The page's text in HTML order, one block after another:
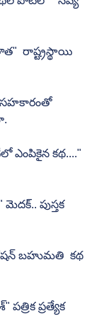
రాష్ట్రస్థాయి
సహకారంతో
ఎంపికైన కథ...."
పుస్తక
బహుమతి  కథ
పత్రిక ప్రత్యేక